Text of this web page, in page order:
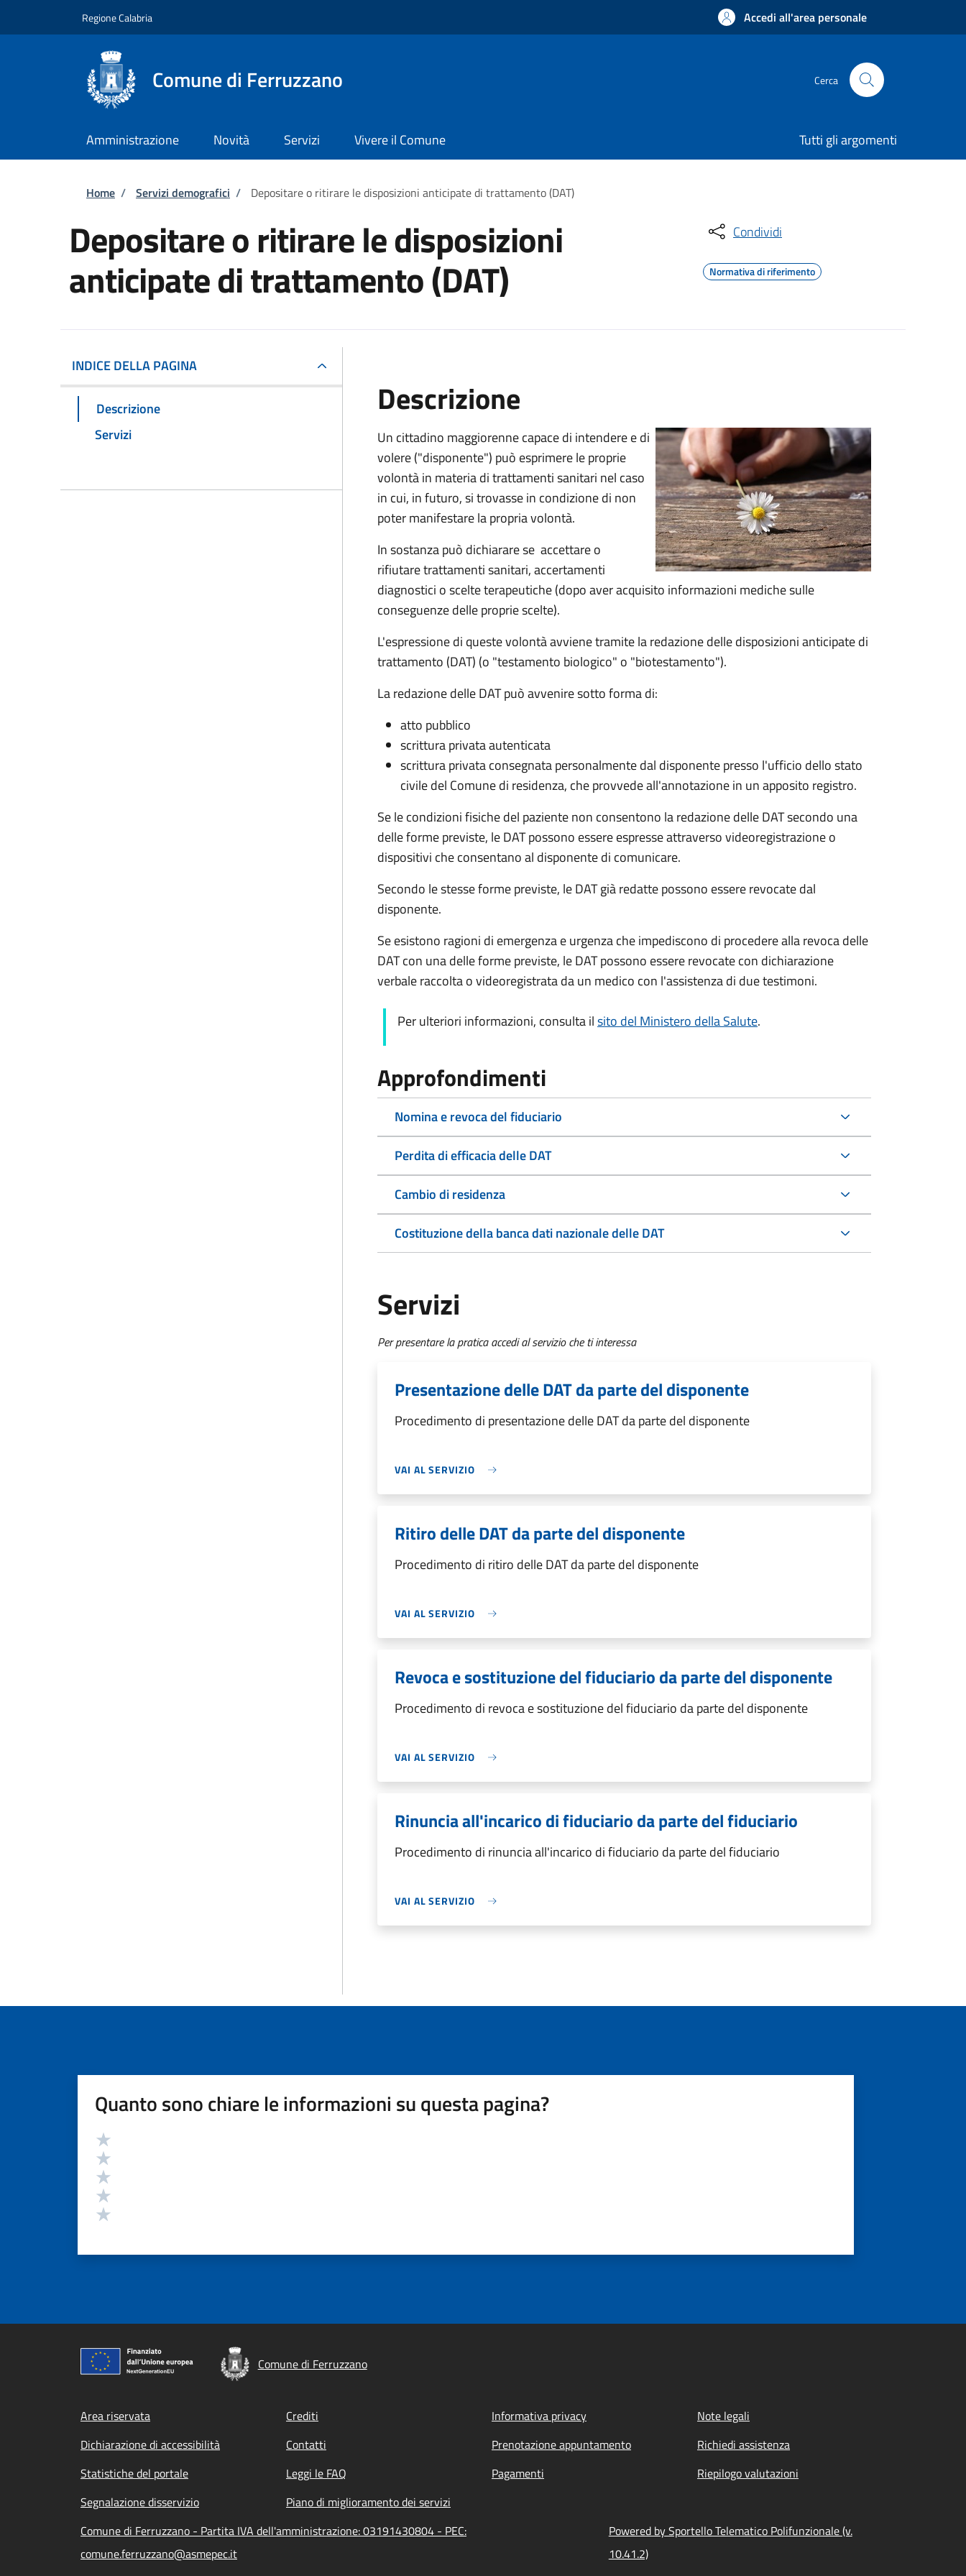
Regione Calabria Accedi all'area personale
Comune di Ferruzzano Cerca
Amministrazione Novità Servizi Vivere il Comune Tutti gli argomenti
Briciole di pane
Home / Servizi demografici / Depositare o ritirare le disposizioni anticipate di trattamento (DAT)
Depositare o ritirare le disposizioni
anticipate di trattamento (DAT)
Condividi
Normativa di riferimento
INDICE DELLA PAGINA
Descrizione
Servizi
Descrizione
Un cittadino maggiorenne capace di intendere e di
volere ("disponente") può esprimere le proprie
volontà in materia di trattamenti sanitari nel caso
in cui, in futuro, si trovasse in condizione di non
poter manifestare la propria volontà.
In sostanza può dichiarare se accettare o
rifiutare trattamenti sanitari, accertamenti
diagnostici o scelte terapeutiche (dopo aver acquisito informazioni mediche sulle
conseguenze delle proprie scelte).
L'espressione di queste volontà avviene tramite la redazione delle disposizioni anticipate di
trattamento (DAT) (o "testamento biologico" o "biotestamento").
La redazione delle DAT può avvenire sotto forma di:
atto pubblico
scrittura privata autenticata
scrittura privata consegnata personalmente dal disponente presso l'ufficio dello stato
civile del Comune di residenza, che provvede all'annotazione in un apposito registro.
Se le condizioni fisiche del paziente non consentono la redazione delle DAT secondo una
delle forme previste, le DAT possono essere espresse attraverso videoregistrazione o
dispositivi che consentano al disponente di comunicare.
Secondo le stesse forme previste, le DAT già redatte possono essere revocate dal
disponente.
Se esistono ragioni di emergenza e urgenza che impediscono di procedere alla revoca delle
DAT con una delle forme previste, le DAT possono essere revocate con dichiarazione
verbale raccolta o videoregistrata da un medico con l'assistenza di due testimoni.
Per ulteriori informazioni, consulta ilsito del Ministero della Salute.
Approfondimenti
Nomina e revoca del fiduciario
Perdita di efficacia delle DAT
Cambio di residenza
Costituzione della banca dati nazionale delle DAT
Servizi
Per presentare la pratica accedi al servizio che ti interessa
Presentazione delle DAT da parte del disponente
Procedimento di presentazione delle DAT da parte del disponente
VAI AL SERVIZIO
Ritiro delle DAT da parte del disponente
Procedimento di ritiro delle DAT da parte del disponente
VAI AL SERVIZIO
Revoca e sostituzione del fiduciario da parte del disponente
Procedimento di revoca e sostituzione del fiduciario da parte del disponente
VAI AL SERVIZIO
Rinuncia all'incarico di fiduciario da parte del fiduciario
Procedimento di rinuncia all'incarico di fiduciario da parte del fiduciario
VAI AL SERVIZIO
Quanto sono chiare le informazioni su questa pagina?
Valutazione
Comune di Ferruzzano
Footer menu
Area riservata Crediti Informativa privacy
Note legali
Dichiarazione di accessibilità
Contatti Prenotazione appuntamento
Richiedi assistenza
Statistiche del portale
Leggi le FAQ Pagamenti
Riepilogo valutazioni
Segnalazione disservizio
Piano di miglioramento dei servizi
Comune di Ferruzzano - Partita IVA dell'amministrazione: 03191430804 - PEC:
comune.ferruzzano@asmepec.it
Powered by Sportello Telematico Polifunzionale (v.
10.41.2)